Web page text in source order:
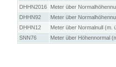
DHHN2016
Meter über
DHHN92
Meter über
DHHN12
Meter über Normalnull (m.
SNN76
Meter über Höhennormal